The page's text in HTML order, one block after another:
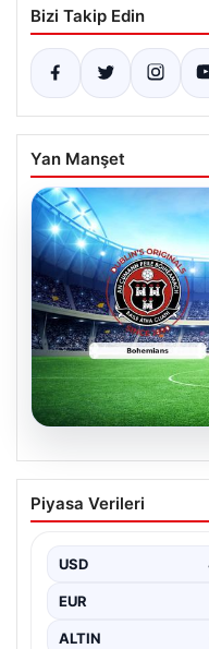
Bizi Takip Edin
Yan Manşet
06.08.2026
CANLI |
Maç Detayları
Ağustos 2026
Piyasa Verileri
USD
EUR
ALTIN